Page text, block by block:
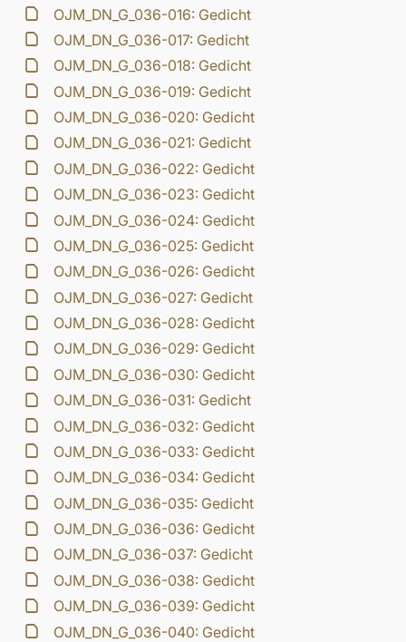
OJM_DN_G_036-016: Gedicht
OJM_DN_G_036-017: Gedicht
OJM_DN_G_036-018: Gedicht
OJM_DN_G_036-019: Gedicht
OJM_DN_G_036-020: Gedicht
OJM_DN_G_036-021: Gedicht
OJM_DN_G_036-022: Gedicht
OJM_DN_G_036-023: Gedicht
OJM_DN_G_036-024: Gedicht
OJM_DN_G_036-025: Gedicht
OJM_DN_G_036-026: Gedicht
OJM_DN_G_036-027: Gedicht
OJM_DN_G_036-028: Gedicht
OJM_DN_G_036-029: Gedicht
OJM_DN_G_036-030: Gedicht
OJM_DN_G_036-031: Gedicht
OJM_DN_G_036-032: Gedicht
OJM_DN_G_036-033: Gedicht
OJM_DN_G_036-034: Gedicht
OJM_DN_G_036-035: Gedicht
OJM_DN_G_036-036: Gedicht
OJM_DN_G_036-037: Gedicht
OJM_DN_G_036-038: Gedicht
OJM_DN_G_036-039: Gedicht
OJM_DN_G_036-040: Gedicht